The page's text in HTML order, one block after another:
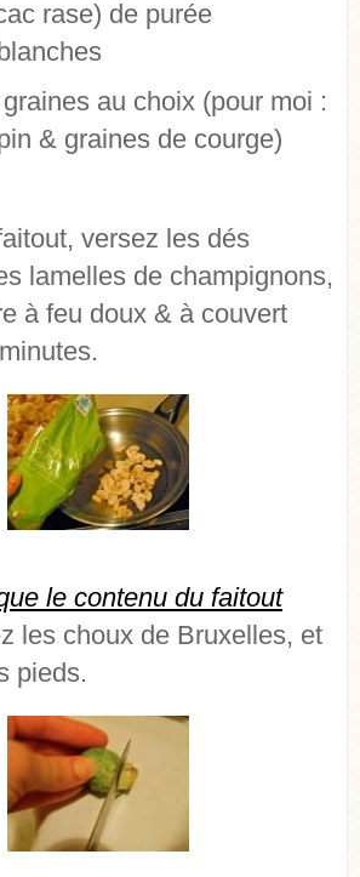
rase) de purée
au choix (pour moi :
& graines de courge)
versez les dés
lamelles de champignons,
à feu doux & à couvert
le contenu du faitout
les choux de Bruxelles, et
pieds.